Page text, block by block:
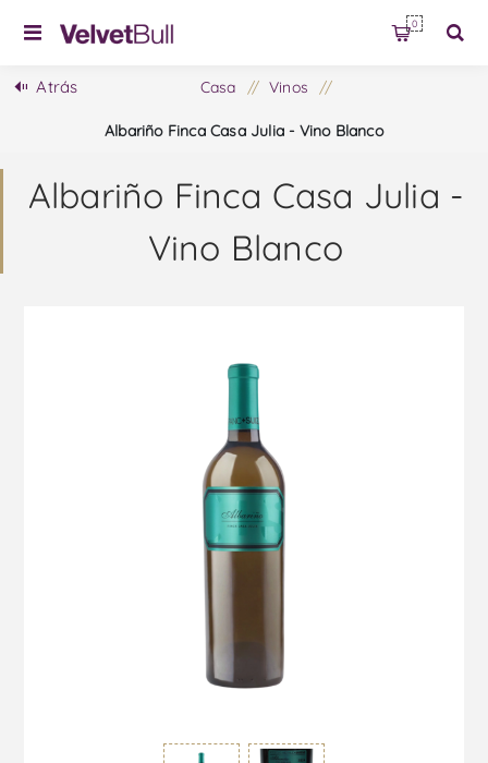
0
Atrás Casa / Vinos /
Albariño Finca Casa Julia - Vino Blanco
Albariño Finca Casa Julia -
Vino Blanco